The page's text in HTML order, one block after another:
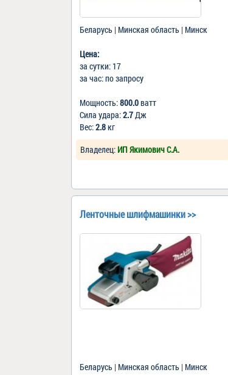
Беларусь | Минская область | Минск
Цена:
за сутки: 17
за час: по запросу
Мощность:800.0ватт
Сила удара:2.7Дж
Вес:2.8кг
Владелец: ИП Якимович С.А.
Ленточные шлифмашинки >>
Беларусь | Минская область | Минск